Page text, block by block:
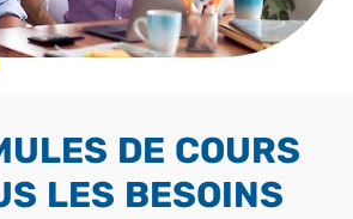
DE COURS
LES BESOINS